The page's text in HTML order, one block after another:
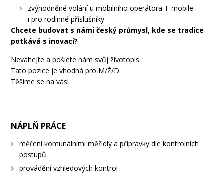
zvýhodněné volání u mobilního operátora T-mobile
i pro rodinné příslušníky
Chcete budovat s námi český průmysl, kde se tradice
potkává s inovací?
Neváhejte a pošlete nám svůj životopis.
Tato pozice je vhodná pro M/Ž/D.
Těšíme se na vás!
NÁPLŇ PRÁCE
měření komunálními měřidly a přípravky dle kontrolních
postupů
provádění vzhledových kontrol